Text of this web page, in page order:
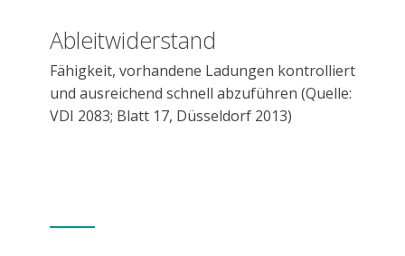
Ableitwiderstand
Fähigkeit, vorhandene Ladungen kontrolliert
und ausreichend schnell abzuführen (Quelle:
VDI 2083; Blatt 17, Düsseldorf 2013)